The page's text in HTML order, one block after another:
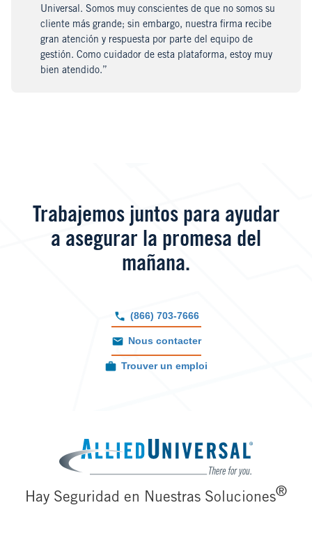
Universal. Somos muy conscientes de que no somos su
cliente más grande; sin embargo, nuestra firma recibe
gran atención y respuesta por parte del equipo de
gestión. Como cuidador de esta plataforma, estoy muy
bien atendido.”
Trabajemos juntos para ayudar
a asegurar la promesa del
mañana.
(866) 703-7666
Nous contacter
Trouver un emploi
Image
Hay Seguridad en Nuestras Soluciones®